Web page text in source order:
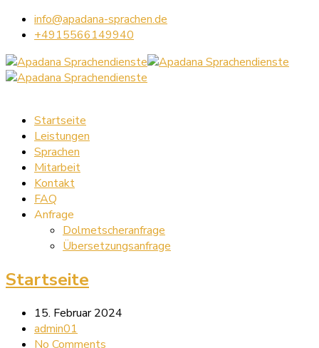
info@apadana-sprachen.de
+4915566149940
Startseite
Leistungen
Sprachen
Mitarbeit
Kontakt
FAQ
Anfrage
Dolmetscheranfrage
Übersetzungsanfrage
Startseite
15. Februar 2024
admin01
No Comments